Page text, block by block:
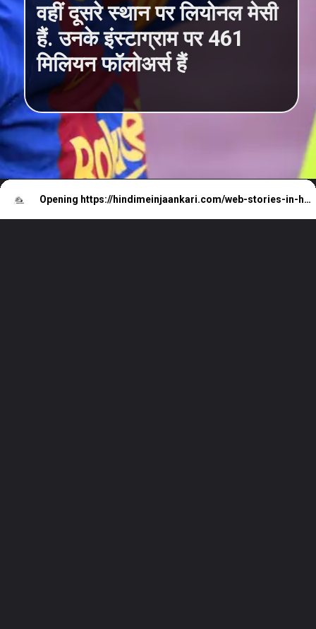
वहीं दूसरे स्थान पर लियोनल मेसी
हैं. उनके इंस्टाग्राम पर 461
मिलियन फॉलोअर्स हैं
Opening https://hindimeinjaankari.com/web-stories-in-hindi/